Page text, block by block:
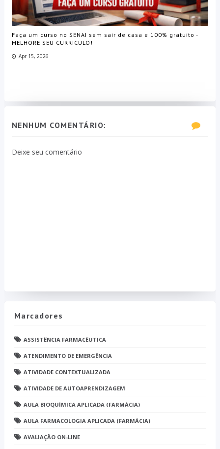
Faça um curso no SENAI sem sair de casa e 100% gratuito -
MELHORE SEU CURRICULO!
Apr 15, 2026
NENHUM COMENTÁRIO:
Deixe seu comentário
Marcadores
ASSISTÊNCIA FARMACÊUTICA
ATENDIMENTO DE EMERGÊNCIA
ATIVIDADE CONTEXTUALIZADA
ATIVIDADE DE AUTOAPRENDIZAGEM
AULA BIOQUÍMICA APLICADA (FARMÁCIA)
AULA FARMACOLOGIA APLICADA (FARMÁCIA)
AVALIAÇÃO ON-LINE